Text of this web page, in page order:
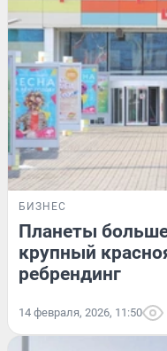
БИЗНЕС
Планеты
крупный
ребрендинг
14 февраля, 2026, 11:50